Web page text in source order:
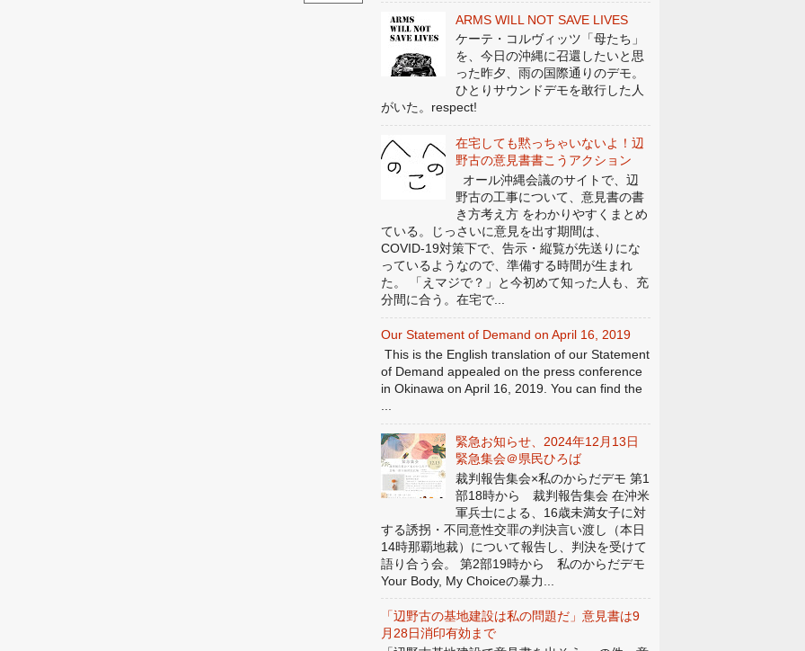
ARMS WILL NOT SAVE LIVES
ケーテ・コルヴィッツ「母たち」
を、今日の沖縄に召還したいと思
った昨夕、雨の国際通りのデモ。
ひとりサウンドデモを敢行した人
がいた。respect!
在宅しても黙っちゃいないよ！辺
野古の意見書書こうアクション
オール沖縄会議のサイトで、辺
野古の工事について、意見書の書
き方考え方 をわかりやすくまとめ
ている。じっさいに意見を出す期間は、
COVID-19対策下で、告示・縦覧が先送りにな
っているようなので、準備する時間が生まれ
た。 「えマジで？」と今初めて知った人も、充
分間に合う。在宅で...
Our Statement of Demand on April 16, 2019
This is the English translation of our Statement
of Demand appealed on the press conference
in Okinawa on April 16, 2019. You can find the
緊急お知らせ、2024年12月13日
緊急集会＠県民ひろば
裁判報告集会×私のからだデモ 第1
部18時から 裁判報告集会 在沖米
軍兵士による、16歳未満女子に対
する誘拐・不同意性交罪の判決言い渡し（本日
14時那覇地裁）について報告し、判決を受けて
語り合う会。 第2部19時から 私のからだデモ
Your Body, My Choiceの暴力...
「辺野古の基地建設は私の問題だ」意見書は9
月28日消印有効まで